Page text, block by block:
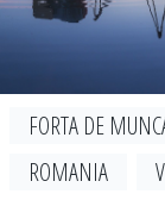
FORTA DE
ROMANIA